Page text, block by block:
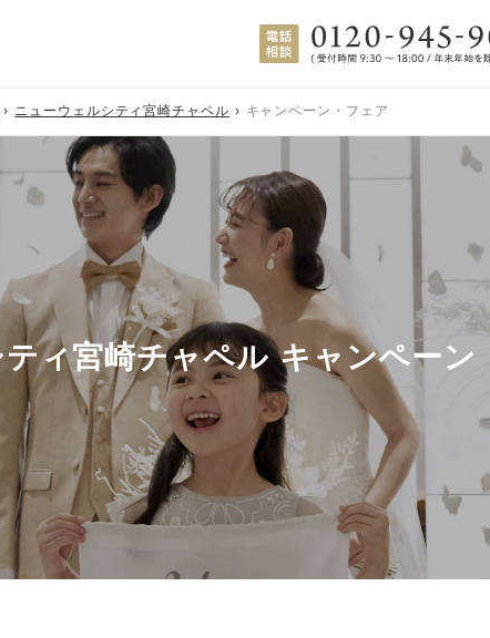
ニューウェルシティ宮崎チャペル キャンペーン・フェア
ィ宮崎チャペル キャンペーン